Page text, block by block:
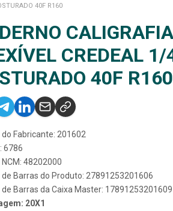
40F R160
CREDEAL 1/
40F R160
do Fabricante: 201602
6786
48202000
de Barras do Produto: 27891253201606
de Barras da Caixa Master: 17891253201609
20X1